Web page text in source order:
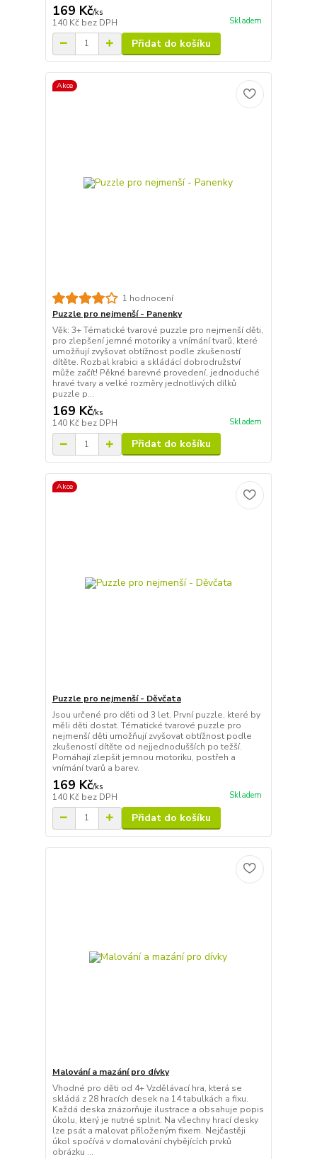
169 Kč/ks
140 Kč bez DPH Skladem
Přidat do košíku
Akce
1 hodnocení
Puzzle pro nejmenší - Panenky
Věk: 3+ Tématické tvarové puzzle pro nejmenší děti,
pro zlepšení jemné motoriky a vnímání tvarů, které
umožňují zvyšovat obtížnost podle zkušeností
dítěte. Rozbal krabici a skládácí dobrodružství
může začít! Pěkné barevné provedení, jednoduché
hravé tvary a velké rozměry jednotlivých dílků
puzzle p...
169 Kč/ks
140 Kč bez DPH Skladem
Přidat do košíku
Akce
Puzzle pro nejmenší - Děvčata
Jsou určené pro děti od 3 let. První puzzle, které by
měli děti dostat. Tématické tvarové puzzle pro
nejmenší děti umožňují zvyšovat obtížnost podle
zkušeností dítěte od nejjednodušších po težší.
Pomáhají zlepšit jemnou motoriku, postřeh a
vnímání tvarů a barev.
169 Kč/ks
140 Kč bez DPH Skladem
Přidat do košíku
Malování a mazání pro dívky
Vhodné pro děti od 4+ Vzdělávací hra, která se
skládá z 28 hracích desek na 14 tabulkách a fixu.
Každá deska znázorňuje ilustrace a obsahuje popis
úkolu, který je nutné splnit. Na všechny hrací desky
lze psát a malovat přiloženým fixem. Nejčastěji
úkol spočívá v domalování chybějících prvků
obrázku ...